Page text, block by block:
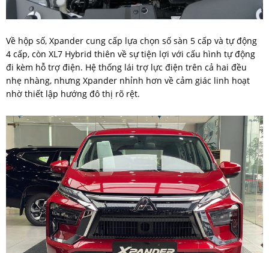
Về hộp số, Xpander cung cấp lựa chọn số sàn 5 cấp và tự động
4 cấp, còn XL7 Hybrid thiên về sự tiện lợi với cấu hình tự động
đi kèm hỗ trợ điện. Hệ thống lái trợ lực điện trên cả hai đều
nhẹ nhàng, nhưng Xpander nhỉnh hơn về cảm giác linh hoạt
nhờ thiết lập hướng đô thị rõ rệt.